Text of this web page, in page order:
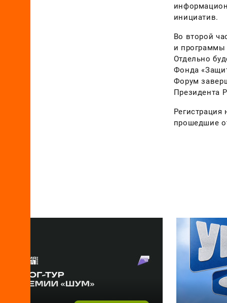
инициатив.
Во второй
и программы
Отдельно
Фонда
Форум
Президента
прошедшие